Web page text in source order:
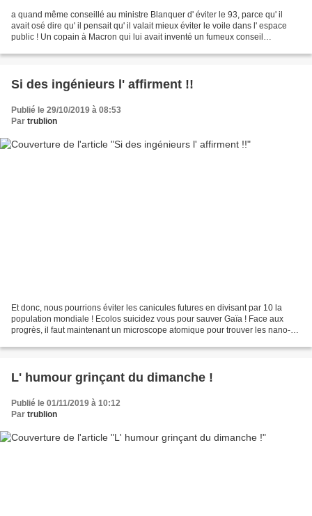
a quand même conseillé au ministre Blanquer d' éviter le 93, parce qu' il
avait osé dire qu' il pensait qu' il valait mieux éviter le voile dans l' espace
public ! Un copain à Macron qui lui avait inventé un fumeux conseil
Si des ingénieurs l' affirment !!
Publié le 29/10/2019 à 08:53
Par trublion
Et donc, nous pourrions éviter les canicules futures en divisant par 10 la
population mondiale ! Ecolos suicidez vous pour sauver Gaïa ! Face aux
progrès, il faut maintenant un microscope atomique pour trouver les nano-
L' humour grinçant du dimanche !
Publié le 01/11/2019 à 10:12
Par trublion